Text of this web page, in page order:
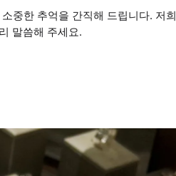
중한 추억을 간직해 드립니다. 저희
말씀해 주세요.